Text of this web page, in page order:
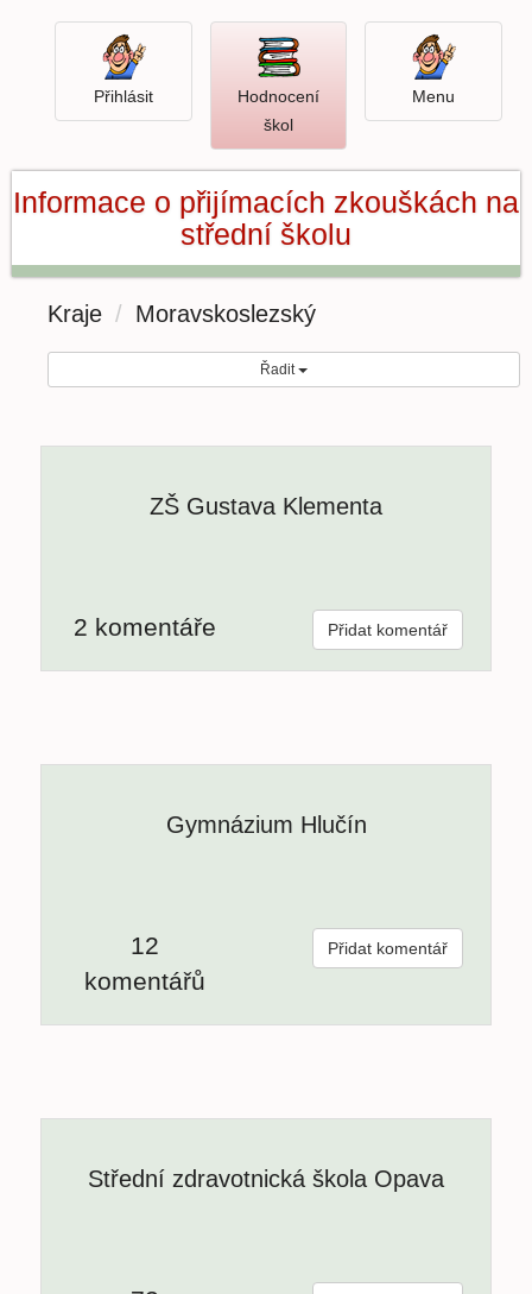
Menu
Hodnocení
školOtevři
hodnocení
PřihlásitPřihlásit
Informace o přijímacích zkouškách na
střední školu
Kraje Moravskoslezský
Řadit
ZŠ Gustava Klementa
2 komentáře Přidat komentář
Gymnázium Hlučín
12
komentářů
Přidat komentář
Střední zdravotnická škola Opava